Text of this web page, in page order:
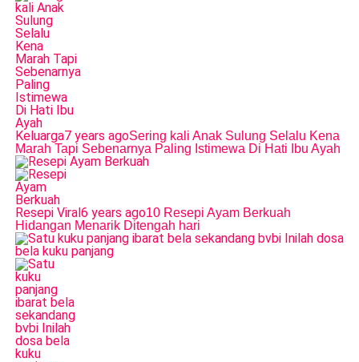
Keluarga7 years agoSering kali Anak Sulung Selalu Kena
Marah Tapi Sebenarnya Paling Istimewa Di Hati Ibu Ayah
Resepi Viral6 years ago10 Resepi Ayam Berkuah
Hidangan Menarik Ditengah hari